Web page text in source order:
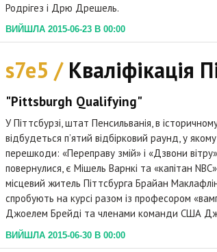
Родрігез і Дрю Дрешель.
ВИЙШЛА 2015-06-23 В 00:00
s7e5 / Кваліфікація
"Pittsburgh Qualifying"
У Піттсбурзі, штат Пенсильванія, в
відбудеться п’ятий відбірковий раунд, у
перешкоди: «Переправу змій» і «Дзвони
повернулися, є Мішель Варнкі та «капітан
місцевий житель Піттсбурга Брайан
спробують на курсі разом із професором
Джоелем Брейді та членами команди США
ВИЙШЛА 2015-06-30 В 00:00